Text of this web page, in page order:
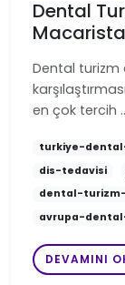
Dental
Dental turizm
en çok tercih
turkiye-
dis-tedavisi
dental-
avrupa-
DEVAMINI